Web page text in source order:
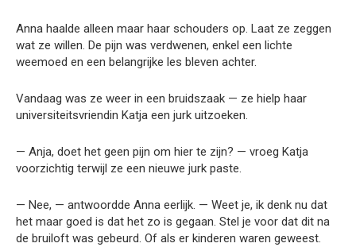
Anna haalde alleen maar haar schouders op. Laat ze zeggen
wat ze willen. De pijn was verdwenen, enkel een lichte
weemoed en een belangrijke les bleven achter.
Vandaag was ze weer in een bruidszaak — ze hielp haar
universiteitsvriendin Katja een jurk uitzoeken.
— Anja, doet het geen pijn om hier te zijn? — vroeg Katja
voorzichtig terwijl ze een nieuwe jurk paste.
— Nee, — antwoordde Anna eerlijk. — Weet je, ik denk nu dat
het maar goed is dat het zo is gegaan. Stel je voor dat dit na
de bruiloft was gebeurd. Of als er kinderen waren geweest.